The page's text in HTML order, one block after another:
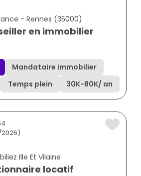
- Rennes (35000)
en immobilier
Mandataire immobilier
Temps plein 30K-80K/ an
Ille Et Vilaine
locatif